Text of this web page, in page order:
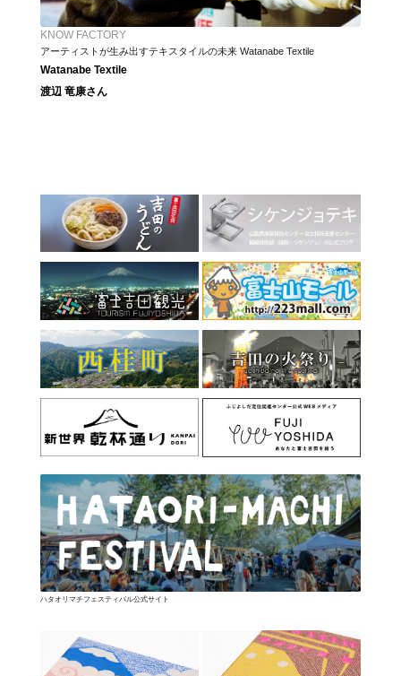
KNOW FACTORY
アーティストが生み出すテキスタイルの未来 Watanabe Textile
Watanabe Textile
渡辺 竜康さん
ハタオリマチフェスティバル公式サイト